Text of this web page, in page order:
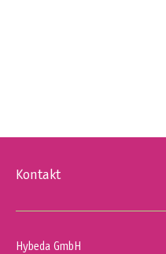
Kontakt
Hybeda GmbH